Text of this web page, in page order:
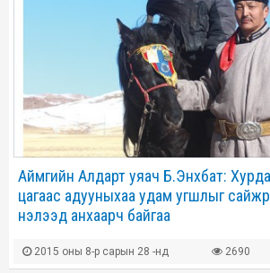
Аймгийн Алдарт уяач Б.Энхбат:
цагаас адууныхаа удам угшлыг
нэлээд анхаарч байгаа
2015 оны 8-р сарын 28 -нд 2690